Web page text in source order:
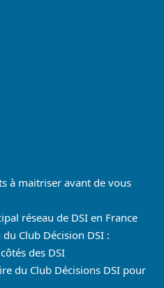
à maitriser avant de vous
réseau de DSI en France
Club Décision DSI :
des DSI
du Club Décisions DSI pour